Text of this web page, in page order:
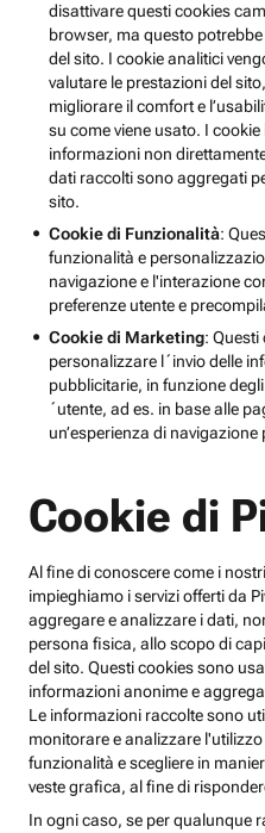
disattivare questi cookies
browser, ma questo
del sito. I cookie analitici
valutare le prestazioni del
migliorare il comfort e
su come viene usato. I
informazioni non
dati raccolti sono aggregati
sito.
Cookie di Funzionalità:
funzionalità e
navigazione e l'interazione
preferenze utente e
Cookie di Marketing: Questi
personalizzare l´invio delle
pubblicitarie, in funzione
´utente, ad es. in base alle
un’esperienza di navigazione
Cookie di
Al fine di conoscere come i
impieghiamo i servizi offerti da
aggregare e analizzare i dati,
persona fisica, allo scopo di
del sito. Questi cookies sono
informazioni anonime e
Le informazioni raccolte sono
monitorare e analizzare
funzionalità e scegliere in
veste grafica, al fine di
In ogni caso, se per qualunque